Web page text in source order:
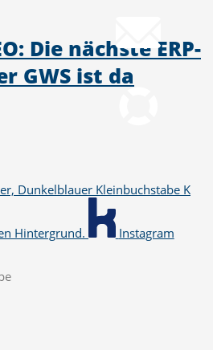
Fernwartung
pcvisit Download
Die nächste ERP-
GWS ist da
Dunkelblauer Kleinbuchstabe K
Hintergrund.
Instagram